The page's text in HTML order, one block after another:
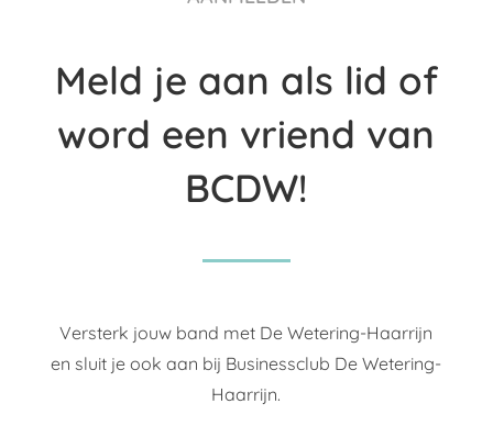
Meld je aan als lid of
word een vriend van
BCDW!
Versterk jouw band met De Wetering-Haarrijn
en sluit je ook aan bij Businessclub De Wetering-
Haarrijn.